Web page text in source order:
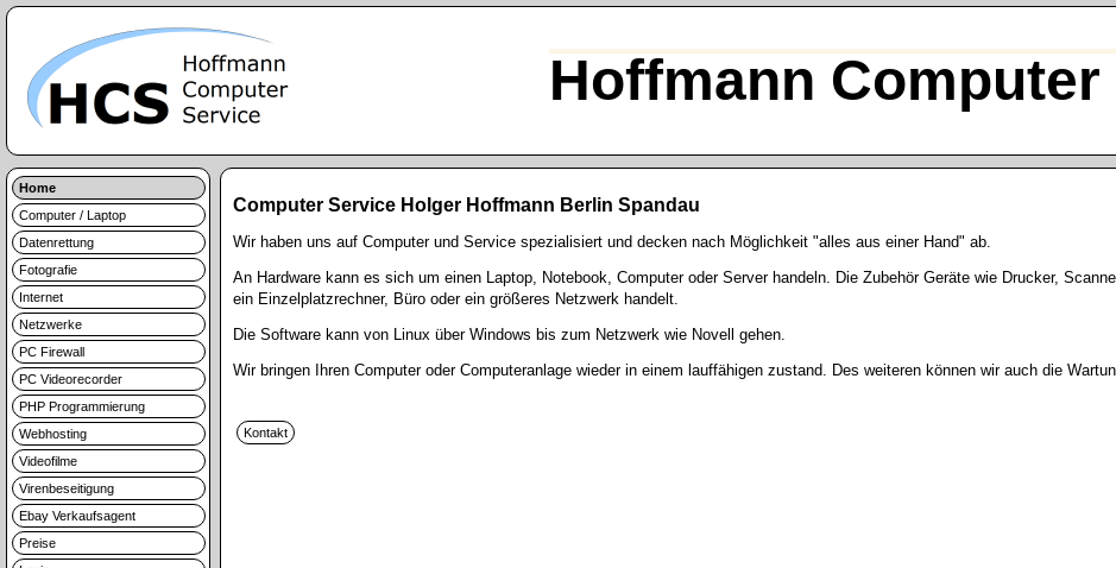
Hoffmann
Home
Computer / Laptop
Datenrettung
Fotografie
Internet
Netzwerke
PC Firewall
PC Videorecorder
PHP Programmierung
Webhosting
Videofilme
Virenbeseitigung
Ebay Verkaufsagent
Preise
Computer Service Holger Hoffmann Berlin Spandau
Wir haben uns auf Computer und Service spezialisiert und decken nach Möglichkeit "alles aus einer Hand" ab.
An Hardware kann es sich um einen Laptop, Notebook, Computer oder Server handeln. Die Zubehör Geräte wie Drucker,
ein Einzelplatzrechner, Büro oder ein größeres Netzwerk handelt.
Die Software kann von Linux über Windows bis zum Netzwerk wie Novell gehen.
Wir bringen Ihren Computer oder Computeranlage wieder in einem lauffähigen zustand. Des weiteren können wir auch die